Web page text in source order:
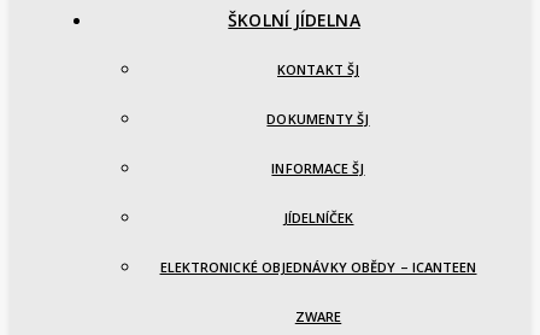
ŠKOLNÍ JÍDELNA
KONTAKT ŠJ
DOKUMENTY ŠJ
INFORMACE ŠJ
JÍDELNÍČEK
ELEKTRONICKÉ OBJEDNÁVKY OBĚDY – ICANTEEN
ZWARE